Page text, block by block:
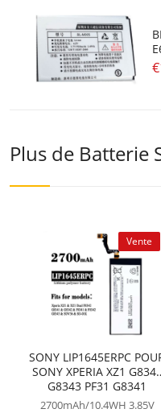
Plus de Batterie
Vente
SONY LIP1645ERPC
SONY XPERIA XZ1 G8342
G8343 PF31 G8341
2700mAh/10.4WH 3.85V